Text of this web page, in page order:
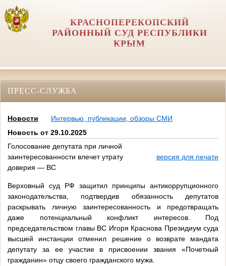
КРАСНОПЕРЕКОПСКИЙ
РАЙОННЫЙ СУД РЕСПУБЛИКИ
КРЫМ
ПРЕСС-СЛУЖБА
Новости
Интервью, публикации, обзоры СМИ
Новость от 29.10.2025
Голосование депутата при личной
заинтересованности влечет утрату
доверия — ВС
версия для печати
Верховный суд РФ защитил принципы антикоррупционного
законодательства, подтвердив обязанность депутатов
раскрывать личную заинтересованность и предотвращать
даже потенциальный конфликт интересов. Под
председательством главы ВС Игоря Краснова Президиум суда
высшей инстанции отменил решение о возврате мандата
депутату за ее участие в присвоении звания «Почетный
гражданин» отцу своего гражданского мужа.